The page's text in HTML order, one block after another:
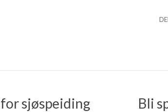
sjøspeiding Bli